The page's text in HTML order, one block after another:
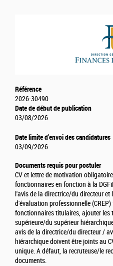
Référence
2026-30490
Date de début de publication
03/08/2026
Date limite d'envoi des candidatures
03/09/2026
Documents requis pour postuler
CV et lettre de motivation
fonctionnaires en fonction à la
l'avis de la directrice/du directeur
d'évaluation professionnelle
fonctionnaires titulaires, ajouter les
supérieure/du supérieur
avis de la directrice/du directeur /
hiérarchique doivent être joints au
unique. A défaut, la recruteuse/le
documents.